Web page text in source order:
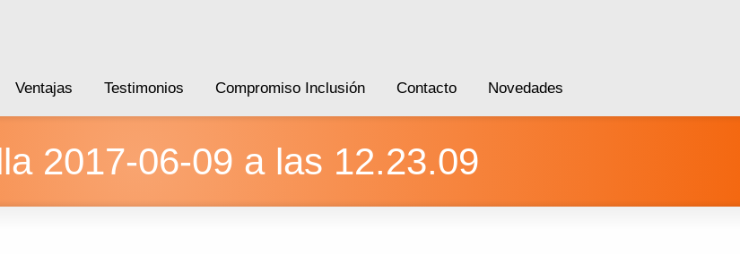
Ventajas Testimonios Compromiso Inclusión Contacto Novedades
2017-06-09 a las 12.23.09